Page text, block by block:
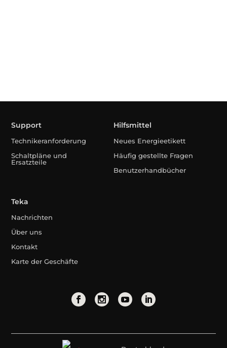
Support
Technikeranforderung
Schaltpläne und
Ersatzteile
Hilfsmittel
Neues Energieetikett
Häufig gestellte Fragen
Benutzerhandbücher
Teka
Nachrichten
Über uns
Kontakt
Karte der Geschäfte